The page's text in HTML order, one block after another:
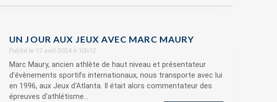
UN JOUR AUX JEUX AVEC MARC MAURY
Publié le 17 avril 2024 à 10h12
Marc Maury, ancien athlète de haut niveau et présentateur
d'évènements sportifs internationaux, nous transporte avec lui
en 1996, aux Jeux d'Atlanta. Il était alors commentateur des
épreuves d'athlétisme...